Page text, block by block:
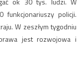
funkcjonariuszy policji.
W zeszłym tygodniu
jest rozwojowa i